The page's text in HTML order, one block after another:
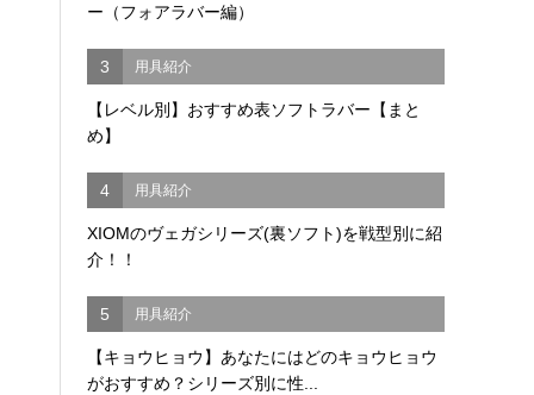
ー（フォアラバー編）
3 用具紹介
【レベル別】おすすめ表ソフトラバー【まと
め】
4 用具紹介
XIOMのヴェガシリーズ(裏ソフト)を戦型別に紹
介！！
5 用具紹介
【キョウヒョウ】あなたにはどのキョウヒョウ
がおすすめ？シリーズ別に性...